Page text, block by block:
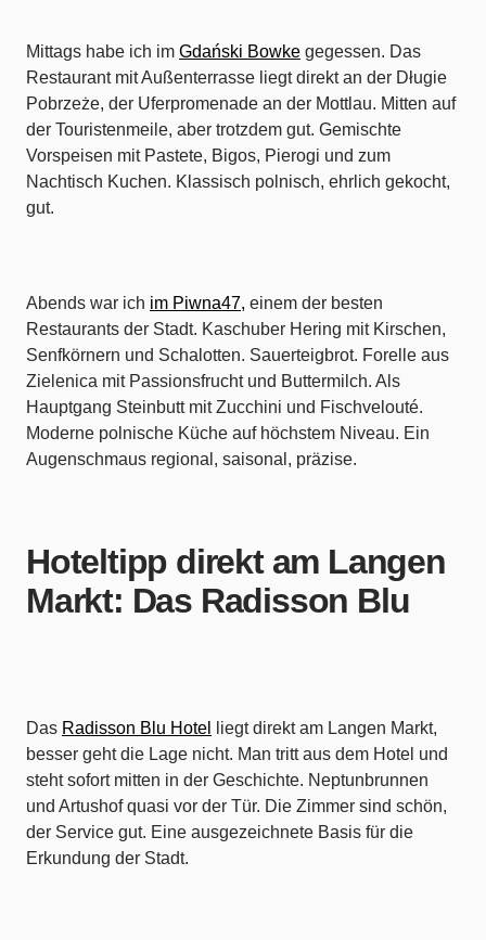
Mittags habe ich im Gdański Bowke gegessen. Das
Restaurant mit Außenterrasse liegt direkt an der Długie
Pobrzeże, der Uferpromenade an der Mottlau. Mitten auf
der Touristenmeile, aber trotzdem gut. Gemischte
Vorspeisen mit Pastete, Bigos, Pierogi und zum
Nachtisch Kuchen. Klassisch polnisch, ehrlich gekocht,
gut.
Abends war ich im Piwna47, einem der besten
Restaurants der Stadt. Kaschuber Hering mit Kirschen,
Senfkörnern und Schalotten. Sauerteigbrot. Forelle aus
Zielenica mit Passionsfrucht und Buttermilch. Als
Hauptgang Steinbutt mit Zucchini und Fischvelouté.
Moderne polnische Küche auf höchstem Niveau. Ein
Augenschmaus regional, saisonal, präzise.
Hoteltipp direkt am Langen
Markt: Das Radisson Blu
Das Radisson Blu Hotel
liegt direkt am Langen Markt,
besser geht die Lage nicht. Man tritt aus dem Hotel und
steht sofort mitten in der Geschichte. Neptunbrunnen
und Artushof quasi vor der Tür. Die Zimmer sind schön,
der Service gut. Eine ausgezeichnete Basis für die
Erkundung der Stadt.